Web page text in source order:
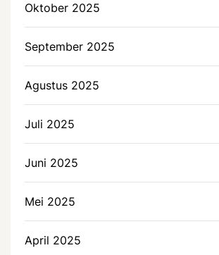
Oktober 2025
September 2025
Agustus 2025
Juli 2025
Juni 2025
Mei 2025
April 2025